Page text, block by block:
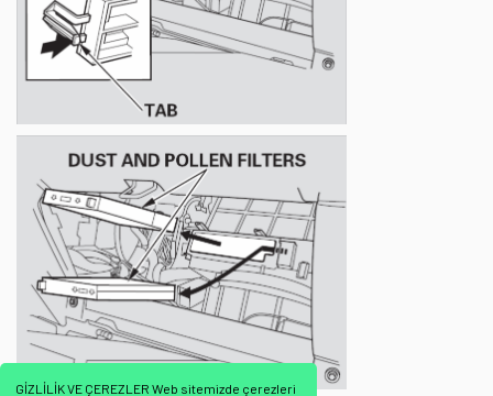
GİZLİLİK VE ÇEREZLER Web sitemizde çerezleri